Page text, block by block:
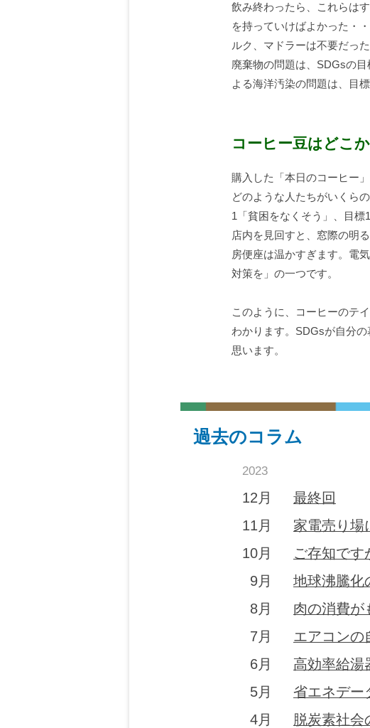
飲み終わったら、これらは
を持っていけばよかった・
ルク、マドラーは不要だった
廃棄物の問題は、SDGsの
よる海洋汚染の問題は、目
コーヒー豆はどこ
購入した「本日のコーヒー
どのような人たちがいくら
1「貧困をなくそう」、目標
店内を見回すと、窓際の明
房便座は温かすぎます。電
対策を」の一つです。
このように、コーヒーのテ
わかります。SDGsが自分
思います。
過去のコラム
2023
12月
最終回
11月
家電売り場
10月
ご存知です
9月
地球沸騰化
8月
肉の消費が
7月
エアコンの
6月
高効率給湯
5月
省エネデー
4月
脱炭素社会